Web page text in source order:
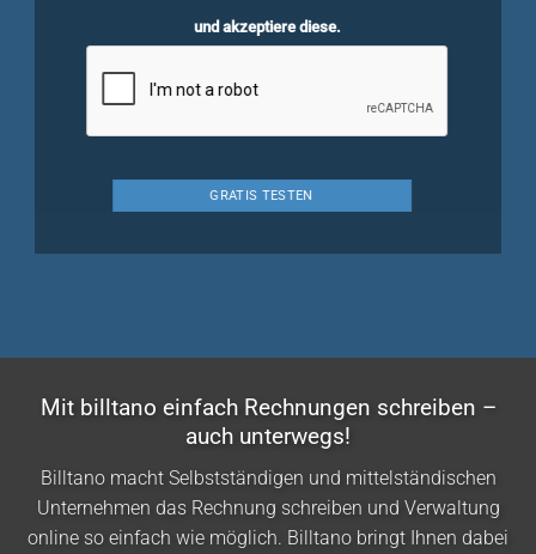
und akzeptiere diese.
Mit billtano einfach Rechnungen schreiben –
auch unterwegs!
Billtano macht Selbstständigen und mittelständischen
Unternehmen das Rechnung schreiben und Verwaltung
online so einfach wie möglich. Billtano bringt Ihnen dabei